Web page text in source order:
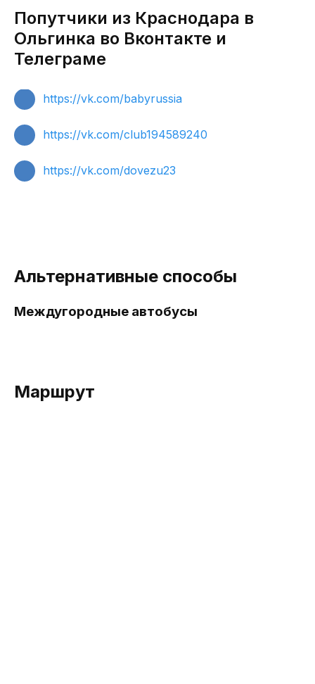
Попутчики из Краснодара в
Ольгинка во Вконтакте и
Телеграме
https://vk.com/babyrussia
https://vk.com/club194589240
https://vk.com/dovezu23
Альтернативные способы
Междугородные автобусы
Маршрут